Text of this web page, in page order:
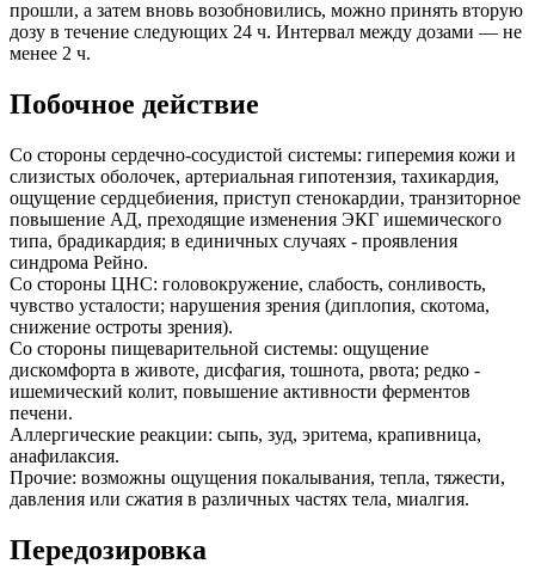
прошли, а затем вновь возобновились, можно принять вторую
дозу в течение следующих 24 ч. Интервал между дозами — не
менее 2 ч.
Побочное действие
Со стороны сердечно-сосудистой системы: гиперемия кожи и
слизистых оболочек, артериальная гипотензия, тахикардия,
ощущение сердцебиения, приступ стенокардии, транзиторное
повышение АД, преходящие изменения ЭКГ ишемического
типа, брадикардия; в единичных случаях - проявления
синдрома Рейно.
Со стороны ЦНС: головокружение, слабость, сонливость,
чувство усталости; нарушения зрения (диплопия, скотома,
снижение остроты зрения).
Со стороны пищеварительной системы: ощущение
дискомфорта в животе, дисфагия, тошнота, рвота; редко -
ишемический колит, повышение активности ферментов
печени.
Аллергические реакции: сыпь, зуд, эритема, крапивница,
анафилаксия.
Прочие: возможны ощущения покалывания, тепла, тяжести,
давления или сжатия в различных частях тела, миалгия.
Передозировка